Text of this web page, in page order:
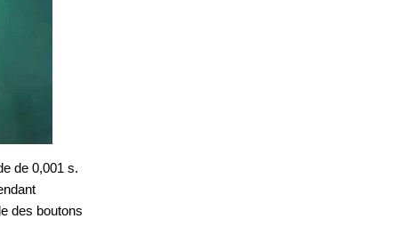
de 0,001 s.
des boutons